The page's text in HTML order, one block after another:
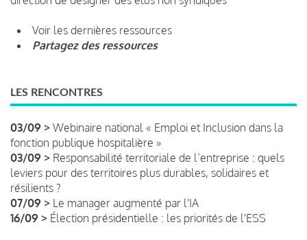
Voir les dernières ressources
Partagez des ressources
LES RENCONTRES
03/09 > Webinaire national « Emploi et Inclusion dans la
fonction publique hospitalière »
03/09 > Responsabilité territoriale de l’entreprise : quels
leviers pour des territoires plus durables, solidaires et
résilients ?
07/09 > Le manager augmenté par l'IA
16/09 > Élection présidentielle : les priorités de l'ESS